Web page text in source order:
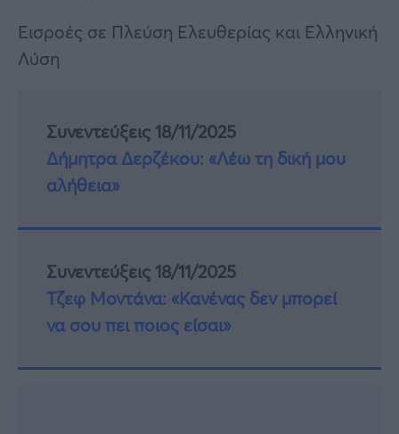
Εισροές σε Πλεύση Ελευθερίας και Ελληνική
Λύση
Συνεντεύξεις 18/11/2025
Δήμητρα Δερζέκου: «Λέω τη δική μου
αλήθεια»
Συνεντεύξεις 18/11/2025
Τζεφ Μοντάνα: «Κανένας δεν μπορεί
να σου πει ποιος είσαι»